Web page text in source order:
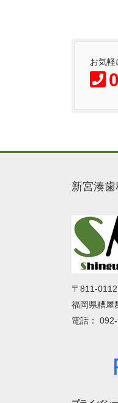
お気軽
新宮湊
〒811-0112
福岡県糟屋
電話：